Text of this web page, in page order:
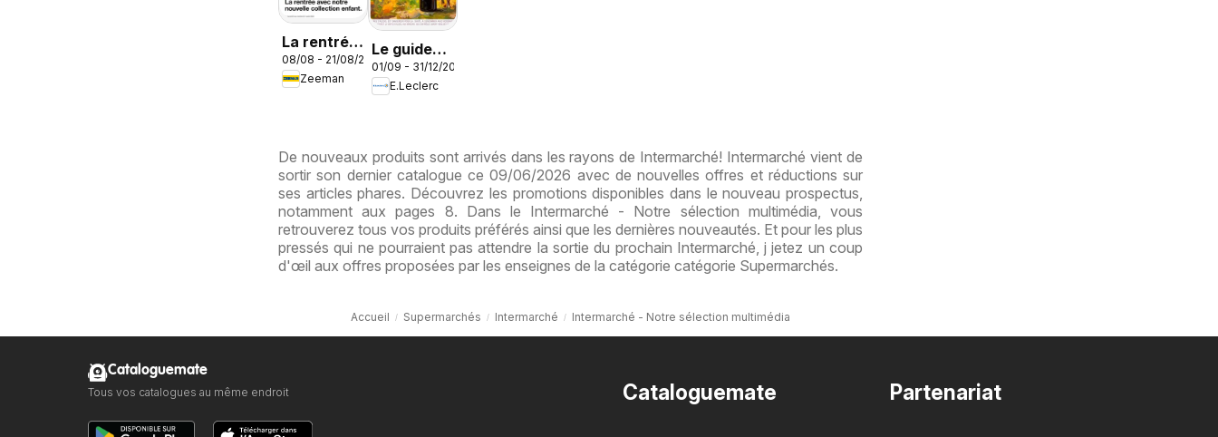
La rentrée
avec notre
nouvelle
08/08 - 21/08/2026
Zeeman
Le guide
des vins
01/09 - 31/12/2026
E.Leclerc
De nouveaux produits sont arrivés dans les rayons de Intermarché! Intermarché vient de
sortir son dernier catalogue ce 09/06/2026 avec de nouvelles offres et réductions sur
ses articles phares. Découvrez les promotions disponibles dans le nouveau prospectus,
notamment aux pages 8. Dans le Intermarché - Notre sélection multimédia, vous
retrouverez tous vos produits préférés ainsi que les dernières nouveautés. Et pour les plus
pressés qui ne pourraient pas attendre la sortie du prochain Intermarché, j jetez un coup
d'œil aux offres proposées par les enseignes de la catégorie catégorie Supermarchés.
Accueil Supermarchés Intermarché Intermarché - Notre sélection multimédia
Cataloguemate Partenariat
Cataloguemate
Tous vos catalogues au même endroit